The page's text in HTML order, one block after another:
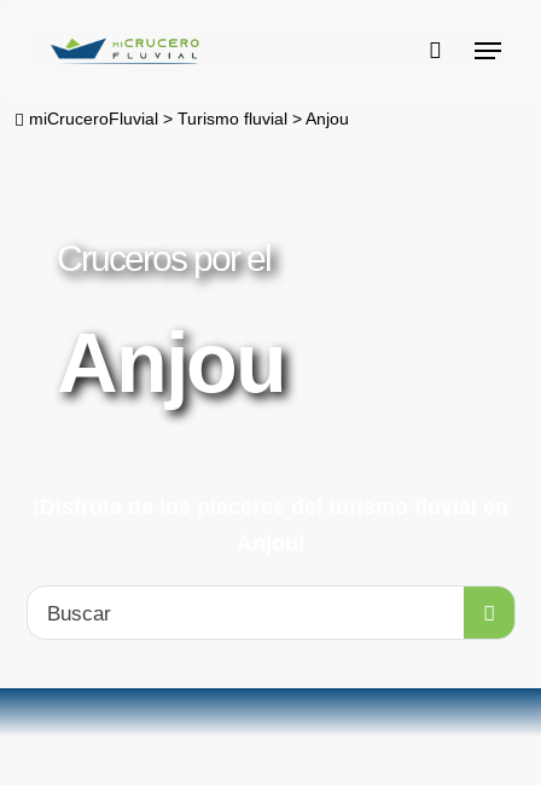
content
buscar
Menu
miCruceroFluvial >Turismo fluvial >Anjou
Cruceros por el
Anjou
Buscar